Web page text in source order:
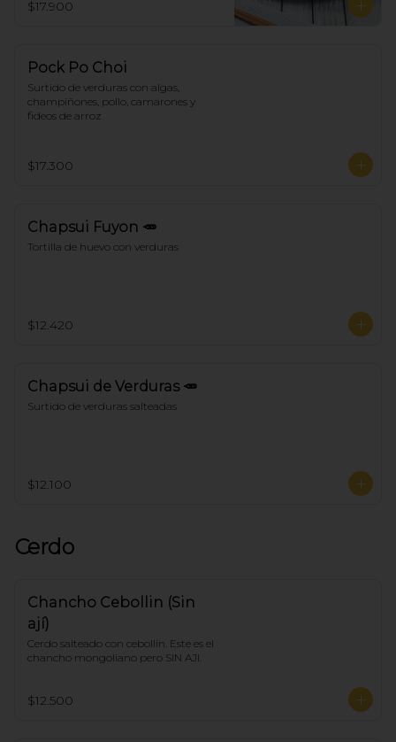
$17.900
Pock Po Choi
Surtido de verduras con algas,
champiñones, pollo, camarones y
fideos de arroz
$17.300
Chapsui Fuyon 🥕
Tortilla de huevo con verduras
$12.420
Chapsui de Verduras 🥕
Surtido de verduras salteadas
$12.100
Cerdo
Chancho Cebollin (Sin
ají)
Cerdo salteado con cebollín. Este es el
chancho mongoliano pero SIN AJI.
$12.500